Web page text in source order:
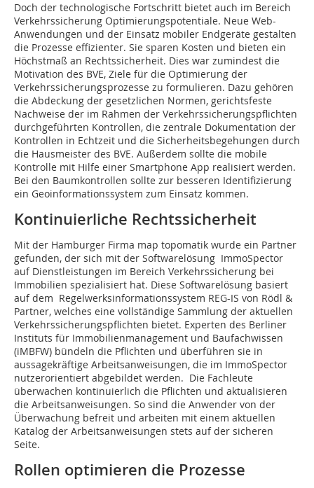
Doch der technologische Fortschritt bietet auch im Bereich
Verkehrssicherung Optimierungspotentiale. Neue Web-
Anwendungen und der Einsatz mobiler Endgeräte gestalten
die Prozesse effizienter. Sie sparen Kosten und bieten ein
Höchstmaß an Rechtssicherheit. Dies war zumindest die
Motivation des BVE, Ziele für die Optimierung der
Verkehrssicherungsprozesse zu formulieren. Dazu gehören
die Abdeckung der gesetzlichen Normen, gerichtsfeste
Nachweise der im Rahmen der Verkehrssicherungspflichten
durchgeführten Kontrollen, die zentrale Dokumentation der
Kontrollen in Echtzeit und die Sicherheitsbegehungen durch
die Hausmeister des BVE. Außerdem sollte die mobile
Kontrolle mit Hilfe einer Smartphone App realisiert werden.
Bei den Baumkontrollen sollte zur besseren Identifizierung
ein Geoinformationssystem zum Einsatz kommen.
Kontinuierliche Rechtssicherheit
Mit der Hamburger Firma map topomatik wurde ein Partner
gefunden, der sich mit der Softwarelösung ImmoSpector
auf Dienstleistungen im Bereich Verkehrssicherung bei
Immobilien spezialisiert hat. Diese Softwarelösung basiert
auf dem Regelwerksinformationssystem REG-IS von Rödl &
Partner, welches eine vollständige Sammlung der aktuellen
Verkehrssicherungspflichten bietet. Experten des Berliner
Instituts für Immobilienmanagement und Baufachwissen
(iMBFW) bündeln die Pflichten und überführen sie in
aussagekräftige Arbeitsanweisungen, die im ImmoSpector
nutzerorientiert abgebildet werden. Die Fachleute
überwachen kontinuierlich die Pflichten und aktualisieren
die Arbeitsanweisungen. So sind die Anwender von der
Überwachung befreit und arbeiten mit einem aktuellen
Katalog der Arbeitsanweisungen stets auf der sicheren
Seite.
Rollen optimieren die Prozesse